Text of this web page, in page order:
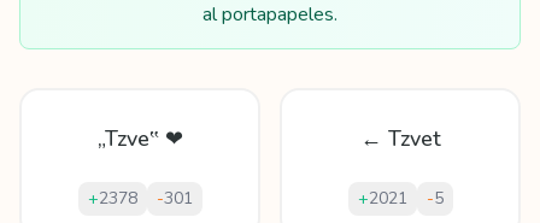
al portapapeles.
„Tzve‟ ❤
+2378 -301
← Tzvet
+2021 -5